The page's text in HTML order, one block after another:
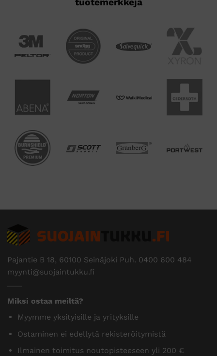
Pajantie B 18, 60100 Seinäjoki Puh. 0400 600 484
myynti@suojaintukku.fi
Miksi ostaa meiltä?
Myymme yksityisille ja yrityksille
Ostaminen ei edellytä rekisteröitymistä
Ilmainen toimitus noutopisteeseen yli 200 €